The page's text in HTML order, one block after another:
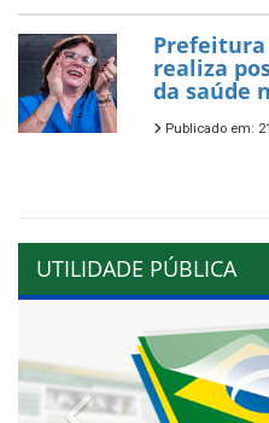
Prefeitura
realiza
da saúde
Publicado em:
UTILIDADE PÚBLICA
Previous